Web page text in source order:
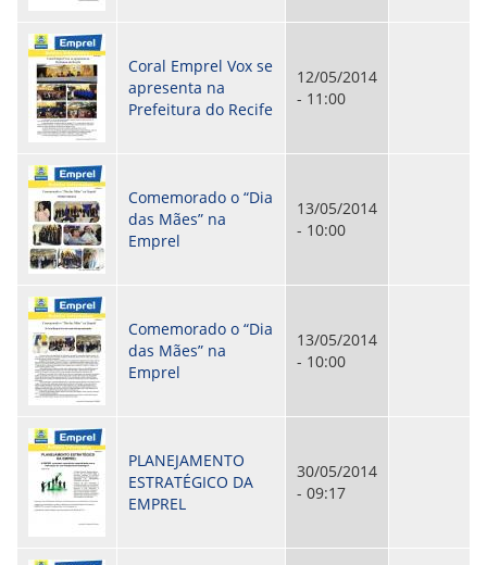
BPM-DAF
ORIENTAÇÕES TÉCNICAS
SEGURANÇA DA INFORMAÇÃO
RISI - FAQ (PERGUNTAS FREQUENTES)
CATÁLOGO DE SERVIÇOS DE TIC
PARECERES TÉCNICOS
ORIENTAÇÕES
MODELO
PARECERES TÉCNICOS EMITIDOS
PUBLICAÇÕES
PORTARIAS
RESOLUÇÕES
DIVERSOS
ATAS DA CIPA
ATAS E RESOLUÇÕES DO CONSELHO FISCAL
ATAS DO CONSADE
CHAMAMENTOS PÚBLICOS
TRANSPARÊNCIA
CONTATO
Coral Emprel Vox se
apresenta na
Prefeitura do Recife
12/05/2014
- 11:00
Comemorado o “Dia
das Mães” na
Emprel
13/05/2014
- 10:00
Comemorado o “Dia
das Mães” na
Emprel
13/05/2014
- 10:00
PLANEJAMENTO
ESTRATÉGICO DA
EMPREL
30/05/2014
- 09:17